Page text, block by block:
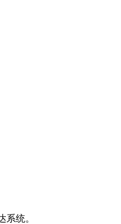
统。